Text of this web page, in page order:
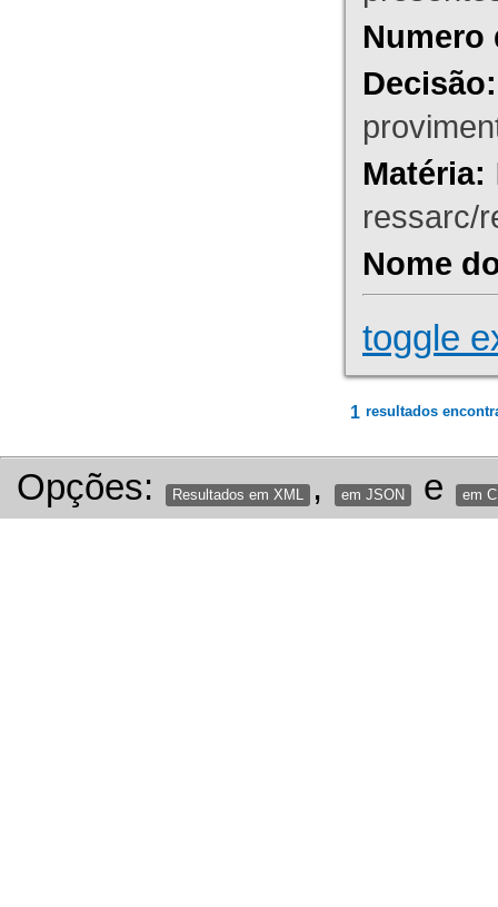
Numero
Decisão:
Matéria:
ressarc/
Nome
toggle
1 resultados
Opções: Resultados em XML , em JSON e em